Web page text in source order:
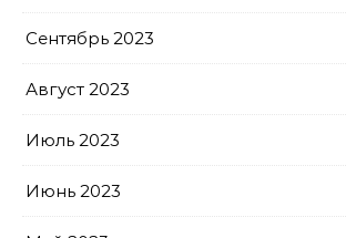
Сентябрь 2023
Август 2023
Июль 2023
Июнь 2023